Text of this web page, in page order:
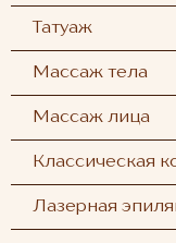
Татуаж
Массаж тела
Массаж лица
Классическая
Лазерная